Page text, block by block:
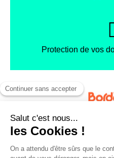
Protection de vos
Mentions légales